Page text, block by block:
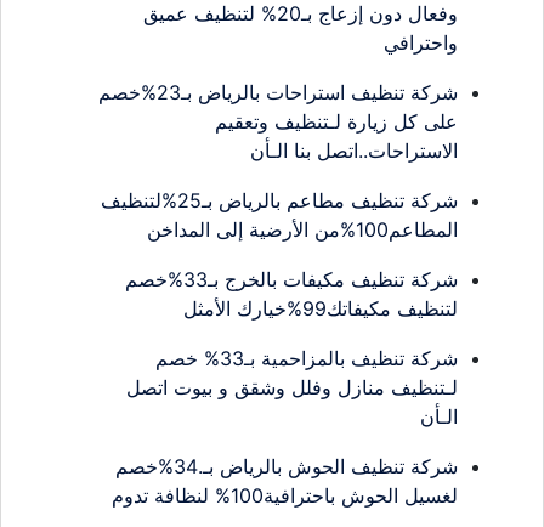
وفعال دون إزعاج بـ20% لتنظيف عميق
واحترافي
شركة تنظيف استراحات بالرياض بـ23%خصم
على كل زيارة لـتنظيف وتعقيم
الاستراحات..اتصل بنا الـأن
شركة تنظيف مطاعم بالرياض بـ25%لتنظيف
المطاعم100%من الأرضية إلى المداخن
شركة تنظيف مكيفات بالخرج بـ33%خصم
لتنظيف مكيفاتك99%خيارك الأمثل
شركة تنظيف بالمزاحمية بـ33% خصم
لـتنظيف منازل وفلل وشقق و بيوت اتصل
الـأن
شركة تنظيف الحوش بالرياض بـ.34%خصم
لغسيل الحوش باحترافية100% لنظافة تدوم